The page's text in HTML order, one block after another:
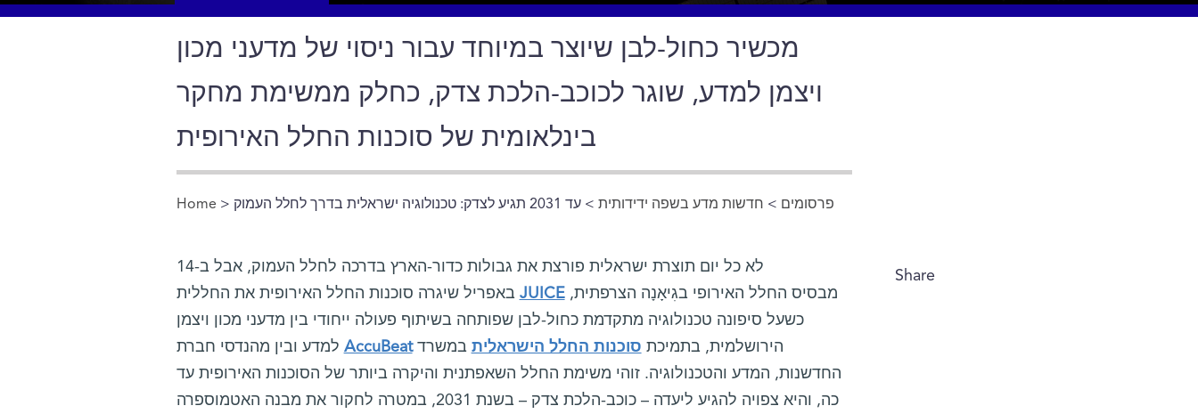
מכשיר כחול-לבן שיוצר במיוחד עבור ניסוי של מדעני מכון
ויצמן למדע, שוגר לכוכב-הלכת צדק, כחלק ממשימת מחקר
בינלאומית של סוכנות החלל האירופית
You are here
Home > פרסומים > חדשות מדע בשפה ידידותית> עד 2031 תגיע לצדק: טכנולוגיה ישראלית בדרך לחלל העמוק
Share
לא כל יום תוצרת ישראלית פורצת את גבולות כדור-הארץ בדרכה לחלל העמוק, אבל ב-14
באפריל שיגרה סוכנות החלל האירופית את החללית JUICEמבסיס החלל האירופי בגִיאָנָה הצרפתית,
כשעל סיפונה טכנולוגיה מתקדמת כחול-לבן שפותחה בשיתוף פעולה ייחודי בין מדעני מכון ויצמן
AccuBeat הירושלמית, בתמיכת סוכנות החלל הישראלית במשרד
החדשנות, המדע והטכנולוגיה. זוהי משימת החלל השאפתנית והיקרה ביותר של הסוכנות האירופית עד
כה, והיא צפויה להגיע ליעדה – כוכב-הלכת צדק – בשנת 2031, במטרה לחקור את מבנה האטמוספרה